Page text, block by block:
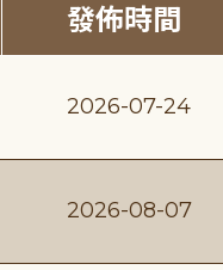
發布單位排序 (升
發佈時間
2026-07-24
2026-08-07